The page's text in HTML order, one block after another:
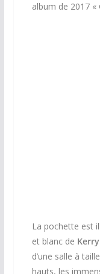
album de 2017 «
La pochette est
et blanc de Kerry
d’une salle à
hauts, les